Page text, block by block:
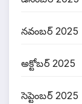
నవంబర్ 2025
అక్టోబర్ 2025
సెప్టెంబర్ 2025